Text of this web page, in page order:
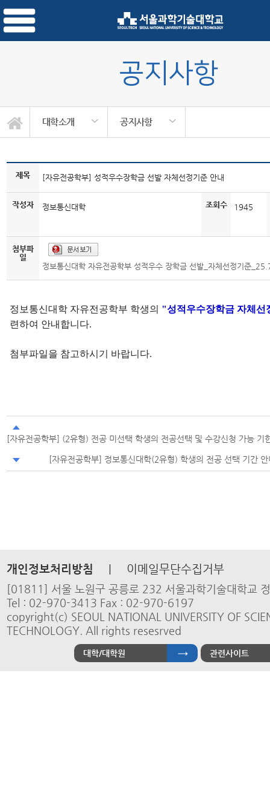
공지사항
대학소개 공지사항
제목 [자유전공학부] 성적우수장학금 선발 자체선정기준 안내
작성자 정보통신대학 조회수 1945
첨부파
일
정보통신대학 자유전공학부 성적우수 장학금 선발_자체선정기준
정보통신대학 자유전공학부 학생의 "성적우수장학금 자체선
련하여 안내합니다.
첨부파일을 참고하시기 바랍니다.
[자유전공학부] (2유형) 전공 미선택 학생의 전공선택 및 수강신청 가능 기
[자유전공학부] 정보통신대학(2유형) 학생의 전공 선택 기간 안
개인정보처리방침 이메일무단수집거부
[01811] 서울 노원구 공릉로 232 서울과학기술대학교
Tel : 02-970-3413 Fax : 02-970-6197
copyright(c) SEOUL NATIONAL UNIVERSITY OF
TECHNOLOGY. All rights resesrved
대학/대학원 관련사이트